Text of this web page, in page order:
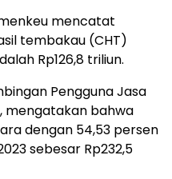
mencatat
tembakau (CHT)
Rp126,8 triliun.
Pengguna Jasa
mengatakan bahwa
dengan 54,53 persen
sebesar Rp232,5